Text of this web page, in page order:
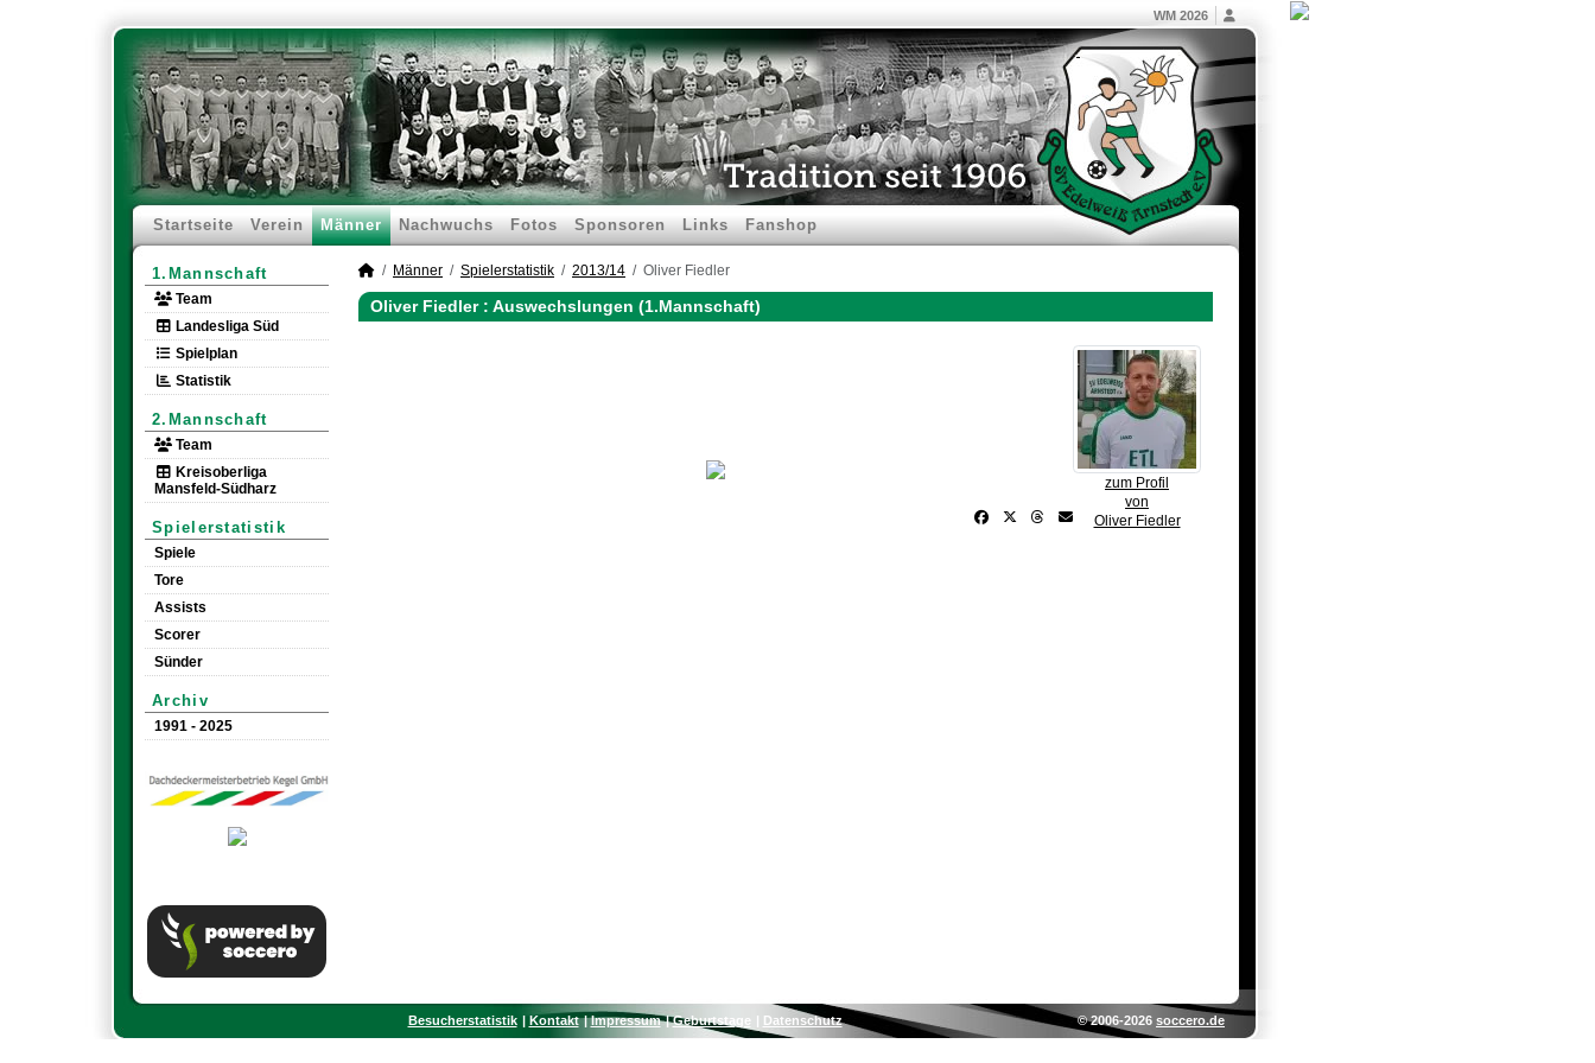
WM 2026
Startseite Verein Männer Nachwuchs Fotos Sponsoren Links Fanshop
1.Mannschaft
Team
Landesliga Süd
Spielplan
Statistik
2.Mannschaft
Team
Kreisoberliga
Mansfeld-Südharz
Spielerstatistik
Spiele
Tore
Assists
Scorer
Sünder
Archiv
1991 - 2025
Männer Spielerstatistik 2013/14 Oliver Fiedler
Oliver Fiedler : Auswechslungen (1.Mannschaft)
zum Profil
von
Oliver Fiedler
Besucherstatistik Kontakt Impressum Geburtstage Datenschutz © 2006-2026 soccero.de